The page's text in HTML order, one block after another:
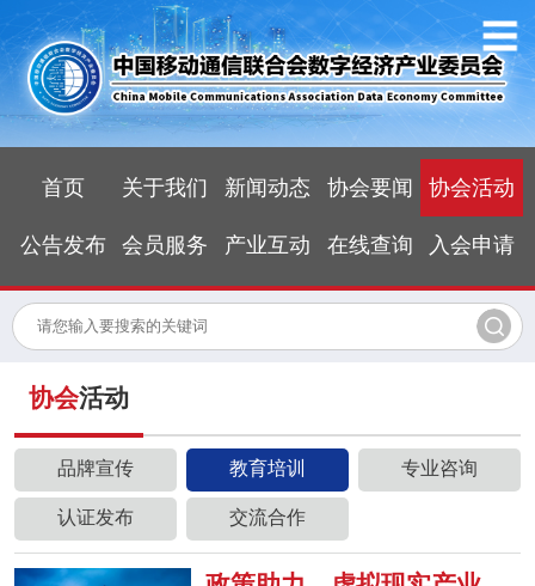
首页 关于我们 新闻动态 协会要闻 协会活动
公告发布 会员服务 产业互动 在线查询 入会申请
协会活动
品牌宣传 教育培训 专业咨询
认证发布 交流合作